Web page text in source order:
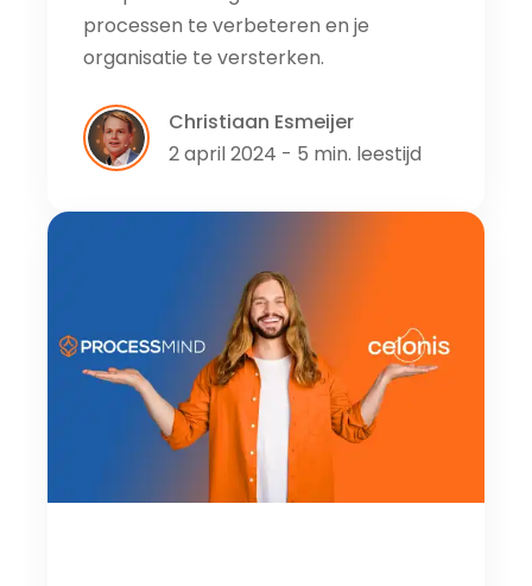
processen te verbeteren en je
organisatie te versterken.
Christiaan Esmeijer
2 april 2024 - 5 min. leestijd